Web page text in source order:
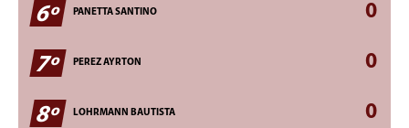
6º PANETTA SANTINO 0
7º PEREZ AYRTON 0
8º LOHRMANN BAUTISTA 0